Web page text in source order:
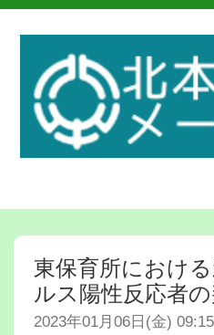
東保育所におけ
ルス陽性反応者
2023年01月06日(金) 09:15